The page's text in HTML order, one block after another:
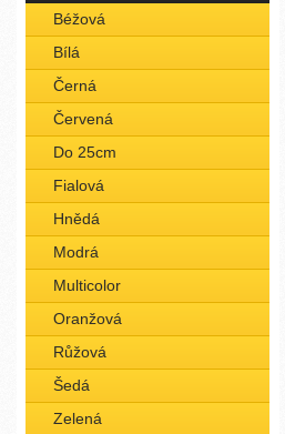
Béžová
Bílá
Černá
Červená
Do 25cm
Fialová
Hnědá
Modrá
Multicolor
Oranžová
Růžová
Šedá
Zelená